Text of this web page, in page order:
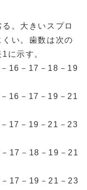
。大きいスプロ
い。歯数は次の
に示す。
16－17－18－19
16－17－19－21
17－19－21－23
17－18－19－21
17－19－21－23